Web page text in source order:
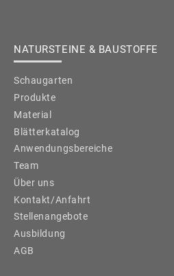
NATURSTEINE & BAUSTOFFE
Schaugarten
Produkte
Material
Blätterkatalog
Anwendungsbereiche
Team
Über uns
Kontakt/Anfahrt
Stellenangebote
Ausbildung
AGB